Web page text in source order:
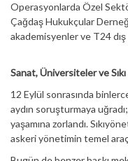
Operasyonlarda Özel
Çağdaş Hukukçular
akademisyenler ve T24
Sanat, Üniversiteler ve
12 Eylül sonrasında
aydın soruşturmaya
yaşamına zorlandı.
askeri yönetimin temel